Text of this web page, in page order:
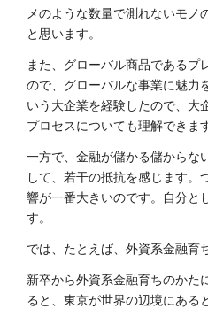
メのような数量で測れないモノ
と思います。
また、グローバル商品であるプ
ので、グローバルな事業に魅力
いう大企業を経験したので、大
プロセスについても理解できます
一方で、金融が儲かる儲からな
して、若干の抵抗を感じます。
響が一番大きいのです。自分と
す。
では、たとえば、外資系金融育
新卒から外資系金融育ちのかた
ると、東京が世界の辺境にある